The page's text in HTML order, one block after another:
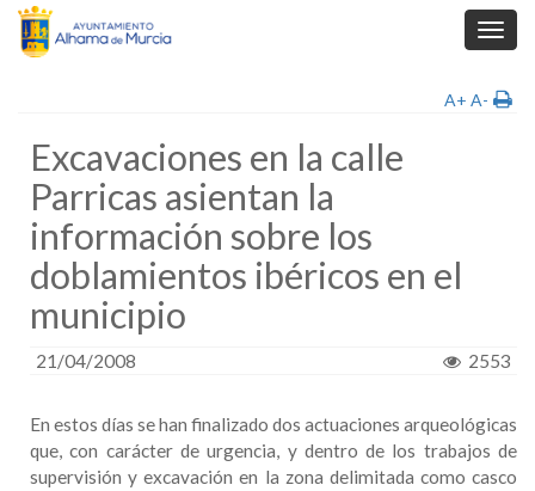
A+ A-
Excavaciones en la calle
Parricas asientan la
información sobre los
doblamientos ibéricos en el
municipio
21/04/2008 2553
En estos días se han finalizado dos actuaciones arqueológicas
que, con carácter de urgencia, y dentro de los trabajos de
supervisión y excavación en la zona delimitada como casco